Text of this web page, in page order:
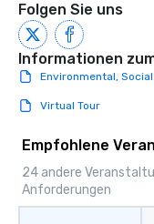
Folgen Sie uns
Informationen
Environmental,
Virtual Tour
Empfohlene
24 andere
Anforderungen